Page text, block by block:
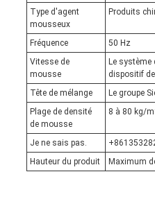
Type d'agent
mousseux
Produits
Fréquence
50 Hz
Vitesse de
mousse
Le système
dispositif
Tête de mélange
Le groupe
Plage de densité
de mousse
8 à 80 kg/
Je ne sais pas.
Hauteur du produit
Maximum